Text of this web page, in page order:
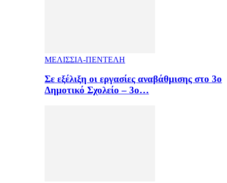
ΜΕΛΙΣΣΙΑ-ΠΕΝΤΕΛΗ
Σε εξέλιξη οι εργασίες αναβάθμισης στο 3ο
Δημοτικό Σχολείο – 3ο…